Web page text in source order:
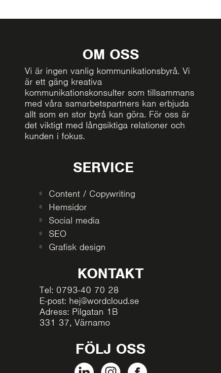
OM OSS
Vi är ingen vanlig kommunikationsbyrå. Vi
är ett gäng kreativa
kommunikationskonsulter som tillsammans
med våra samarbetspartners kan erbjuda
allt som en stor byrå kan göra. För oss är
det viktigt med långsiktiga relationer och
kunden i fokus.
SERVICE
Content / Copywriting
Hemsidor
Social media
SEO
Grafisk design
KONTAKT
Tel: 0793-40 70 28
E-post: hej@wordcloud.se
Adress: Pilgatan 1B
331 37, Värnamo
FÖLJ OSS